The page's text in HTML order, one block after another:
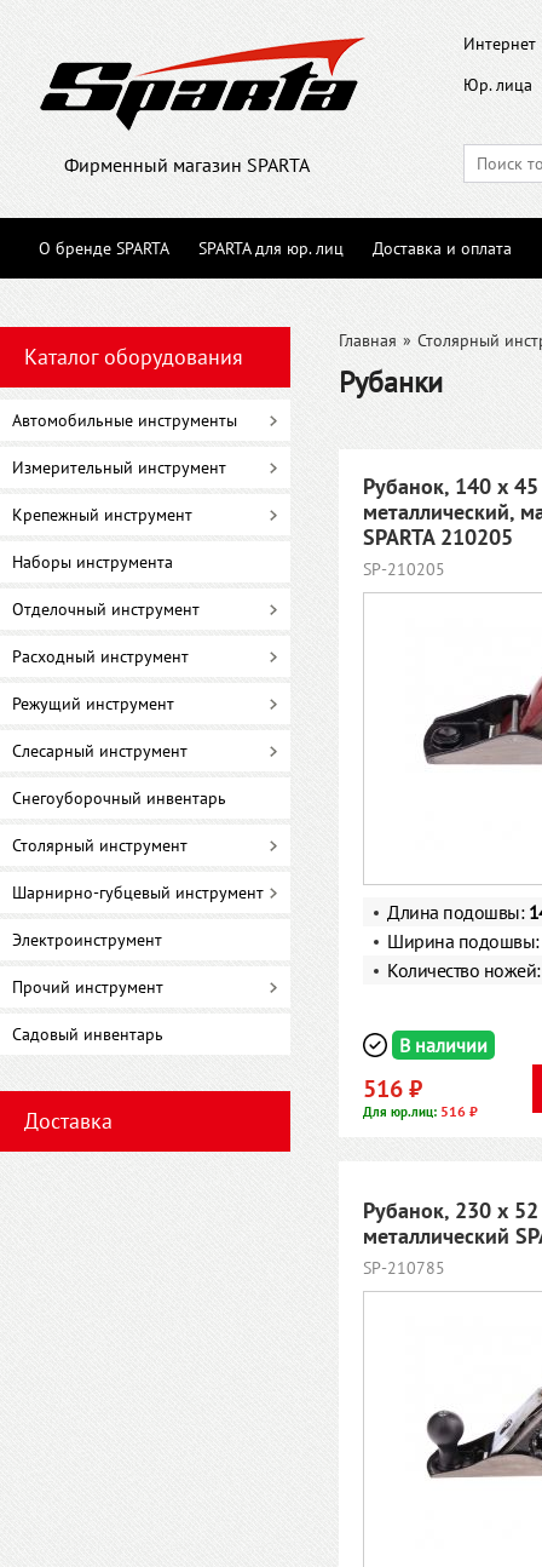
Фирменный магазин SPARTA
Интернет
Юр. лица
О бренде SPARTA SPARTA для юр. лиц Доставка и оплата
Каталог оборудования
Автомобильные инструменты
Измерительный инструмент
Крепежный инструмент
Наборы инструмента
Отделочный инструмент
Расходный инструмент
Режущий инструмент
Слесарный инструмент
Снегоуборочный инвентарь
Столярный инструмент
Шарнирно-губцевый инструмент
Электроинструмент
Прочий инструмент
Садовый инвентарь
Доставка
Главная » Столярный
Рубанки
Рубанок, 140 х
металлический,
SPARTA 210205
SP-210205
Длина подошвы:
Ширина подошвы:
Количество
В наличии
516 ₽
Для юр.лиц: 516 ₽
Рубанок, 230 х
металлический
SP-210785